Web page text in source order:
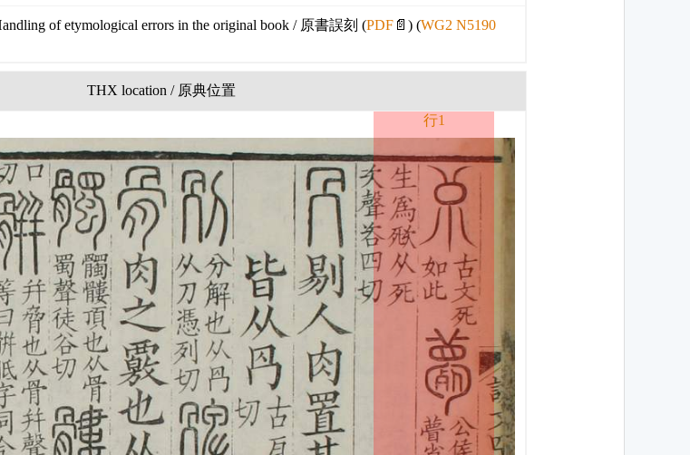
of etymological errors in the original book / 原書誤刻 (PDF 📄) (WG2 N5190
THX location / 原典位置
行1